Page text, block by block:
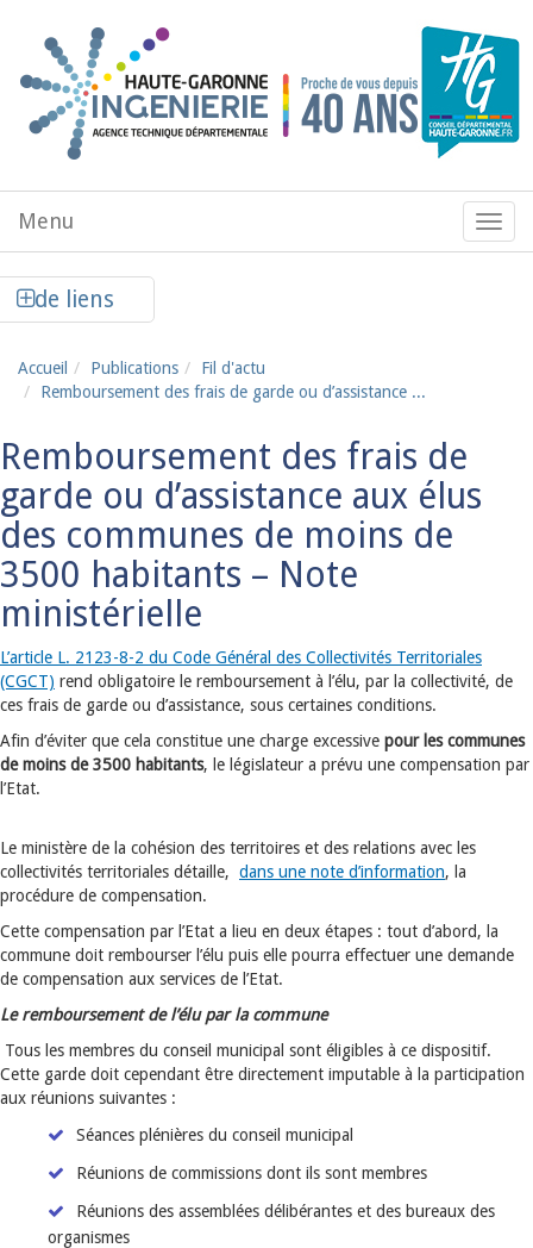
Menu
de
Menu
de liens
Accueil Publications
Fil d'actu
Remboursement des frais de garde ou d’assistance ...
Remboursement des frais de
garde ou d’assistance aux élus
des communes de moins de
3500 habitants – Note
ministérielle
L’article L. 2123-8-2 du Code Général des Collectivités Territoriales
(CGCT) rend obligatoire le remboursement à l’élu, par la collectivité, de
ces frais de garde ou d’assistance, sous certaines conditions.
Afin d’éviter que cela constitue une charge excessive pour les communes
de moins de 3500 habitants, le législateur a prévu une compensation par
l’Etat.
Le ministère de la cohésion des territoires et des relations avec les
collectivités territoriales détaille, dans une note d’information, la
procédure de compensation.
Cette compensation par l’Etat a lieu en deux étapes : tout d’abord, la
commune doit rembourser l’élu puis elle pourra effectuer une demande
de compensation aux services de l’Etat.
Le remboursement de l’élu par la commune
Tous les membres du conseil municipal sont éligibles à ce dispositif.
Cette garde doit cependant être directement imputable à la participation
aux réunions suivantes :
Séances plénières du conseil municipal
Réunions de commissions dont ils sont membres
Réunions des assemblées délibérantes et des bureaux des
organismes